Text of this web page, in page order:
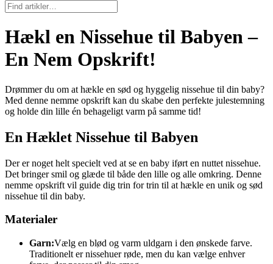
Hækl en Nissehue til Babyen –
En Nem Opskrift!
Drømmer du om at hækle en sød og hyggelig nissehue til din baby?
Med denne nemme opskrift kan du skabe den perfekte julestemning
og holde din lille én behageligt varm på samme tid!
En Hæklet Nissehue til Babyen
Der er noget helt specielt ved at se en baby iført en nuttet nissehue.
Det bringer smil og glæde til både den lille og alle omkring. Denne
nemme opskrift vil guide dig trin for trin til at hækle en unik og sød
nissehue til din baby.
Materialer
Garn:Vælg en blød og varm uldgarn i den ønskede farve.
Traditionelt er nissehuer røde, men du kan vælge enhver